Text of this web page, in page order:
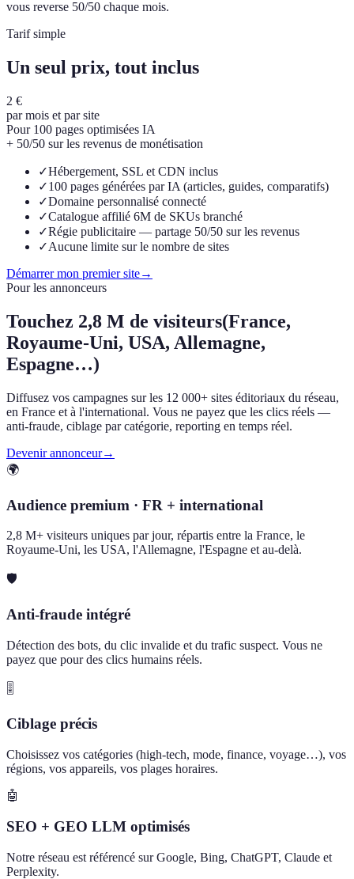
vous reverse 50/50 chaque mois.
Tarif simple
Un seul prix, tout inclus
2 €
par mois et par site
Pour 100 pages optimisées IA
+ 50/50 sur les revenus de monétisation
✓Hébergement, SSL et CDN inclus
✓100 pages générées par IA (articles, guides, comparatifs)
✓Domaine personnalisé connecté
✓Catalogue affilié 6M de SKUs branché
✓Régie publicitaire — partage 50/50 sur les revenus
✓Aucune limite sur le nombre de sites
Démarrer mon premier site→
Pour les annonceurs
Touchez 2,8 M de visiteurs(France,
Royaume-Uni, USA, Allemagne,
Espagne…)
Diffusez vos campagnes sur les 12 000+ sites éditoriaux du réseau,
en France et à l'international. Vous ne payez que les clics réels —
anti-fraude, ciblage par catégorie, reporting en temps réel.
Devenir annonceur→
🌍
Audience premium · FR + international
2,8 M+ visiteurs uniques par jour, répartis entre la France, le
Royaume-Uni, les USA, l'Allemagne, l'Espagne et au-delà.
🛡️
Anti-fraude intégré
Détection des bots, du clic invalide et du trafic suspect. Vous ne
payez que pour des clics humains réels.
🎚️
Ciblage précis
Choisissez vos catégories (high-tech, mode, finance, voyage…), vos
régions, vos appareils, vos plages horaires.
🤖
SEO + GEO LLM optimisés
Notre réseau est référencé sur Google, Bing, ChatGPT, Claude et
Perplexity.